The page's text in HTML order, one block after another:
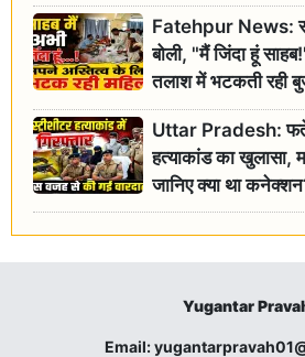
Fatehpur News:
बोली, "मैं जिंदा हूं
तलाश में भटकती रही
जांच के आदेश
Uttar Pradesh:
हत्याकांड का खुलासा,
जानिए क्या था
Yugantar
Email: